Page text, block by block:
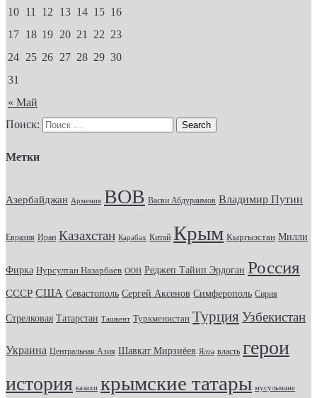
« Май
10 11 12 13 14 15 16
17 18 19 20 21 22 23
24 25 26 27 28 29 30
31
Поиск:
Метки
Азербайджан Армения ВОВ Васви Абдураимов Владимир Путин
Евразия Иран Казахстан Карабах Китай Крым Кыргызстан Милли
Фирка Нурсултан Назарбаев ООН Реджеп Тайип Эрдоган Россия
СССР США Севастополь Сергей Аксенов Симферополь Сирия
Стрелковая Татарстан Ташкент Туркменистан Турция Узбекистан
Украина Центральная Азия Шавкат Мирзиёев Ялта власть герои
история казахи крымские татары мусульмане